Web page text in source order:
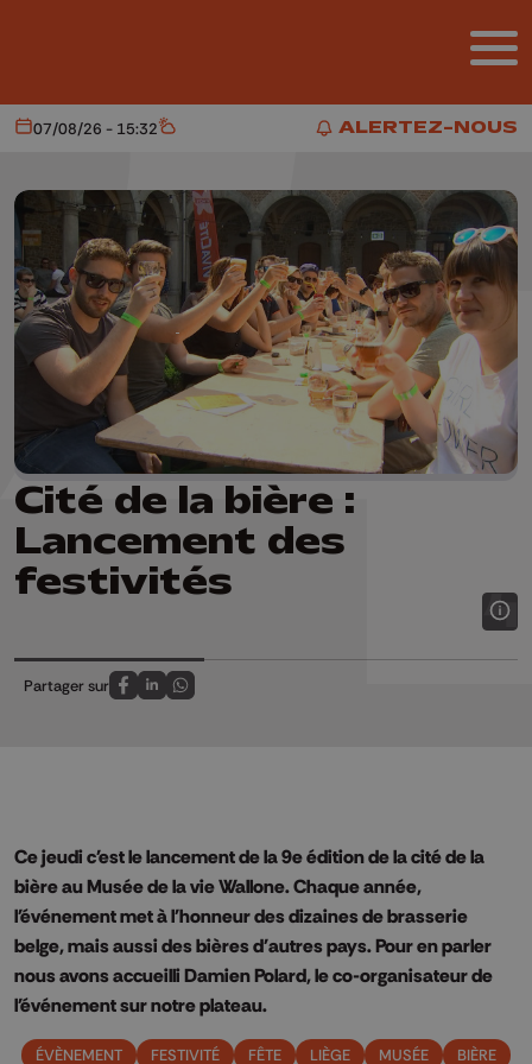
ALERTEZ-NOUS
ALERTEZ-NOUS
Aujourd'hui
07/08/26 - 15:32 Météo
Cité de la bière :
Lancement des
festivités
Partager sur
Partagez sur FaceBook
Partagez sur LinkedIn
Partagez sur Whatsapp
Ce jeudi c'est le lancement de la 9e édition de la cité de la
bière au Musée de la vie Wallone. Chaque année,
l'événement met à l'honneur des dizaines de brasserie
belge, mais aussi des bières d'autres pays. Pour en parler
nous avons accueilli Damien Polard, le co-organisateur de
l'événement sur notre plateau.
ÉVÈNEMENT FESTIVITÉ FÊTE LIÈGE MUSÉE
BIÈRE